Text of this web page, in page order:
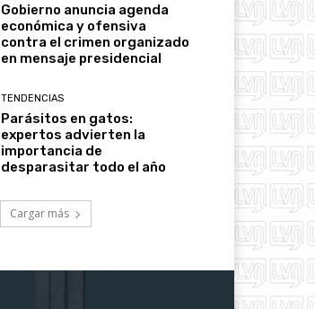
Gobierno anuncia agenda
económica y ofensiva
contra el crimen organizado
en mensaje presidencial
TENDENCIAS
Parásitos en gatos:
expertos advierten la
importancia de
desparasitar todo el año
Cargar más